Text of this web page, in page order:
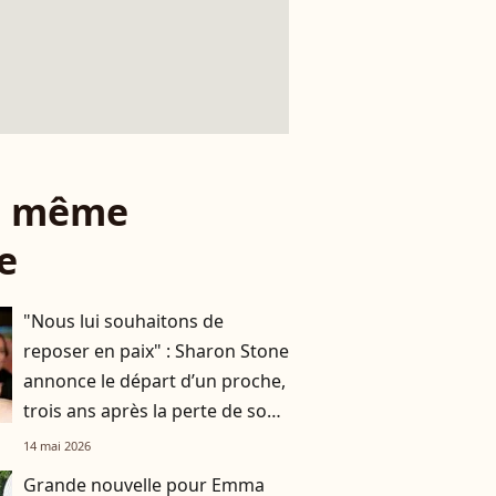
même
"Nous lui souhaitons de
reposer en paix" : Sharon Stone
annonce le départ d’un proche,
trois ans après la perte de son
frère
14 mai 2026
Grande nouvelle pour Emma